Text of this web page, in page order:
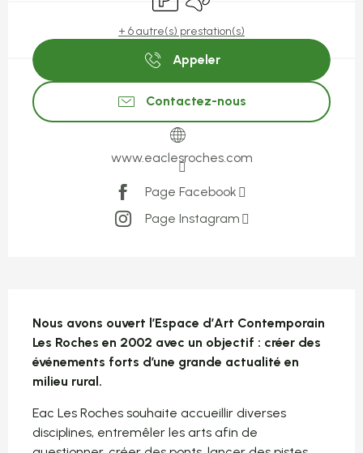
+ 6 autre(s) prestation(s)
Appeler
Contactez-nous
www.eaclesroches.com
Page Facebook
Page Instagram
Nous avons ouvert l’Espace d’Art Contemporain
Les Roches en 2002 avec un objectif : créer des
événements forts d’une grande actualité en
milieu rural.
Eac Les Roches souhaite accueillir diverses
disciplines, entremêler les arts afin de